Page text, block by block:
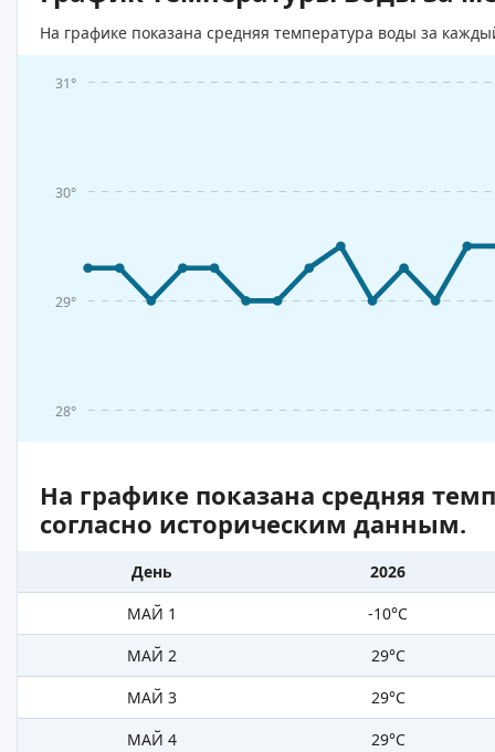
На графике показана средняя температура воды за
28°
29°
30°
31°
На графике показана средняя
согласно историческим данным.
День
2026
МАЙ 1
-10°C
МАЙ 2
29°C
МАЙ 3
29°C
МАЙ 4
29°C